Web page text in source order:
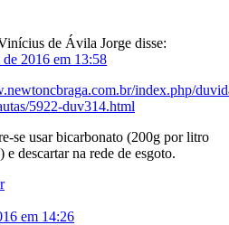
de Ávila Jorge disse:
2016 em 13:58
index.php/
5922-duv314.html
se usar bicarbonato (200g por litro
e descartar na rede de esgoto.
em 14:26